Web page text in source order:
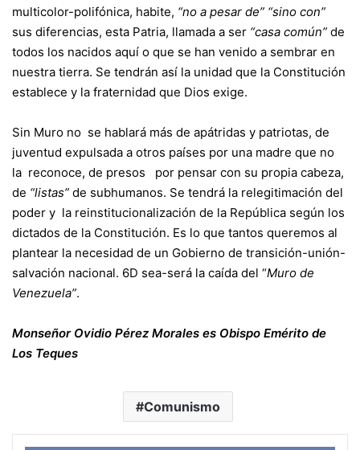
multicolor-polifónica, habite, “no a pesar de” “sino con”
sus diferencias, esta Patria, llamada a ser “casa común” de
todos los nacidos aquí o que se han venido a sembrar en
nuestra tierra. Se tendrán así la unidad que la Constitución
establece y la fraternidad que Dios exige.
Sin Muro no se hablará más de apátridas y patriotas, de
juventud expulsada a otros países por una madre que no
la reconoce, de presos por pensar con su propia cabeza,
de “listas” de subhumanos. Se tendrá la relegitimación del
poder y la reinstitucionalización de la República según los
dictados de la Constitución. Es lo que tantos queremos al
plantear la necesidad de un Gobierno de transición-unión-
salvación nacional. 6D sea-será la caída del “Muro de
Venezuela”.
Monseñor Ovidio Pérez Morales es Obispo Emérito de
Los Teques
Comunismo